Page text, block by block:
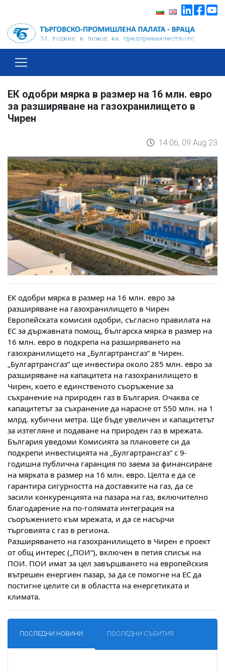
ЕК одобри мярка в размер на 16 млн. евро
за разширяване на газохранилището в
Чирен
14:06, 09 Aug 23
ЕК одобри мярка в размер на 16 млн. евро за
разширяване на газохранилището в Чирен
Европейската комисия одобри, съгласно правилата на
ЕС за държавната помощ, българска мярка в размер на
16 млн. евро в подкрепа на разширяването на
газохранилището на „Булгартрансгаз“ в Чирен.
„Булгартрансгаз“ ще инвестира около 285 млн. евро за
разширяване на капацитета на газохранилището в
Чирен, което е единственото съоръжение за
съхранение на природен газ в България. Очаква се
капацитетът за съхранение да нарасне от 550 млн. на 1
млрд. кубични метра. Ще бъде увеличен и капацитетът
за изтегляне и подаване на природен газ в мрежата.
България уведоми Комисията за плановете си да
подкрепи инвестицията на „Булгартрансгаз“ с 9-
годишна публична гаранция по заема за финансиране
на мярката в размер на 16 млн. евро. Целта е да се
гарантира сигурността на доставките на газ, да се
засили конкуренцията на пазара на газ, включително
благодарение на по-голямата интеграция на
съоръжението към мрежата, и да се насърчи
търговията с газ в региона.
Разширяването на газохранилището в Чирен е проект
от общ интерес („ПОИ“), включен в петия списък на
ПОИ. ПОИ имат за цел завършването на европейския
вътрешен енергиен пазар, за да се помогне на ЕС да
постигне целите си в областта на енергетиката и
климата.
ПОСЛЕДНИ НОВИНИ ПОСЛЕДНИ СЪБИТИЯ